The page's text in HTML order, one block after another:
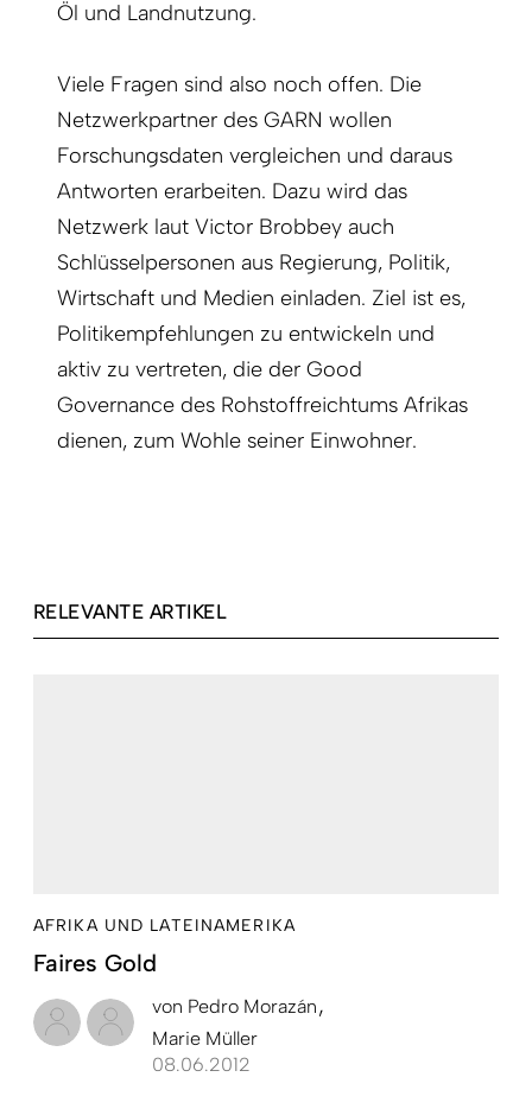
Öl und Landnutzung.
Viele Fragen sind also noch offen. Die
Netzwerkpartner des GARN wollen
Forschungsdaten vergleichen und daraus
Antworten erarbeiten. Dazu wird das
Netzwerk laut Victor Brobbey auch
Schlüsselpersonen aus Regierung, Politik,
Wirtschaft und Medien einladen. Ziel ist es,
Politikempfehlungen zu entwickeln und
aktiv zu vertreten, die der Good
Governance des Rohstoffreichtums Afrikas
dienen, zum Wohle seiner Einwohner.
RELEVANTE ARTIKEL
AFRIKA UND LATEINAMERIKA
Faires Gold
von Pedro Morazán
Marie Müller
08.06.2012